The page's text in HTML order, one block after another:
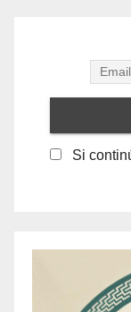
Si